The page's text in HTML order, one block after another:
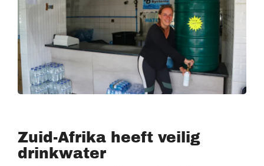
Zuid-Afrika heeft veilig
drinkwater